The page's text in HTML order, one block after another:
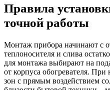
Правила
точной работы
Монтаж прибора начинают с
теплоносителя и слива
для монтажа выбирают на
от корпуса обогревателя.
зон с прямым воздействием